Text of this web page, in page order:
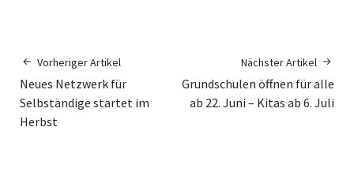
Vorheriger Artikel
Neues Netzwerk für
Selbständige startet im
Herbst
Nächster Artikel
Grundschulen öffnen für alle
ab 22. Juni – Kitas ab 6. Juli